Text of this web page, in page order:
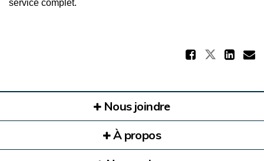
service complet.
Nous joindre
À propos